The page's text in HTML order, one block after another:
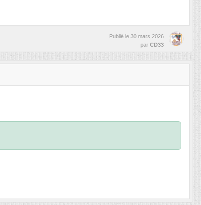
Publié le 30 mars 2026
par CD33